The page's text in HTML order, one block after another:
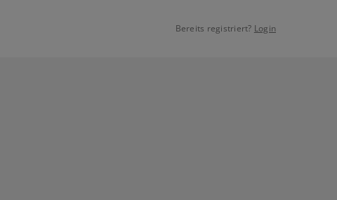
Bereits registriert? Login